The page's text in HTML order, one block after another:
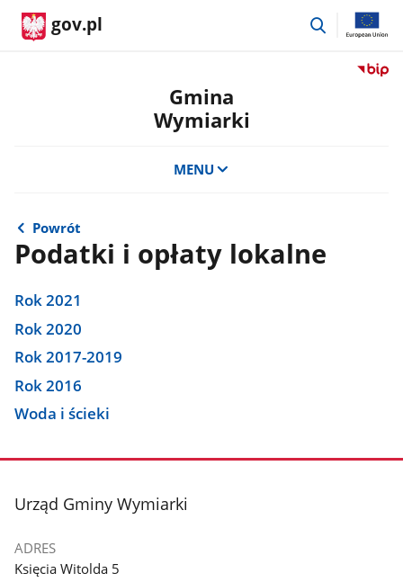
gov.pl
przejdź
Przejdź
Gmina
Wymiarki
MENU
Powrót
Podatki i opłaty lokalne
Rok 2021
Rok 2020
Rok 2017-2019
Rok 2016
Woda i ścieki
stopka
Urząd Gminy Wymiarki
ADRES
Księcia Witolda 5